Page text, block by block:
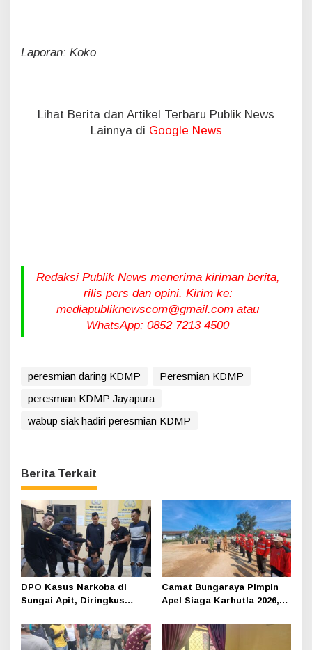
Laporan: Koko
Lihat Berita dan Artikel Terbaru Publik News
Lainnya di Google News
Redaksi Publik News menerima kiriman berita,
rilis pers dan opini. Kirim ke:
mediapubliknewscom@gmail.com atau
WhatsApp: 0852 7213 4500
peresmian daring KDMP
Peresmian KDMP
peresmian KDMP Jayapura
wabup siak hadiri peresmian KDMP
Berita Terkait
DPO Kasus Narkoba di
Sungai Apit, Diringkus
Camat Bungaraya Pimpin
Apel Siaga Karhutla 2026,
Perusahaan dan
Masyarakat Dikuatkan